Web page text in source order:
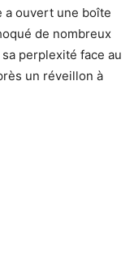
a ouvert une boîte
de nombreux
perplexité face au
un réveillon à